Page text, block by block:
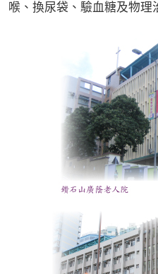
喉、換尿袋、驗血糖及物理